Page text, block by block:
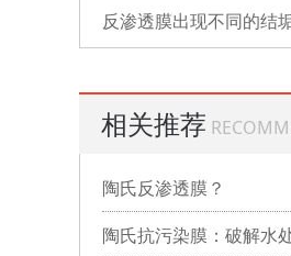
相关推荐
陶氏反渗透膜？
陶氏抗污染膜：破解水